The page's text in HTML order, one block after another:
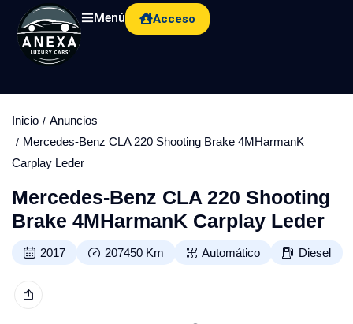
Menú Acceso
Inicio
Anuncios
Mercedes-Benz CLA 220 Shooting Brake 4MHarmanK
Carplay Leder
Mercedes-Benz CLA 220 Shooting
Brake 4MHarmanK Carplay Leder
2017 207450 Km Automático Diesel